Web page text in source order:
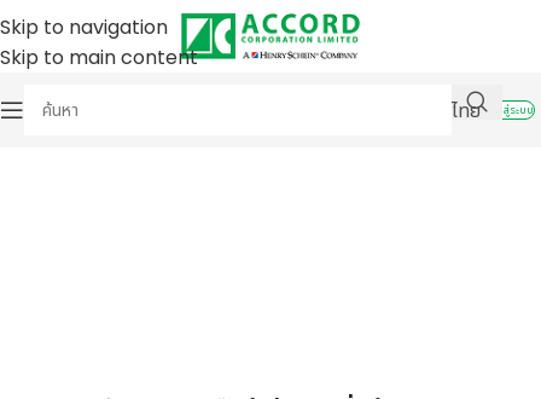
Skip to navigation
Skip to main content
ไทย
เข้าสู่ระบบ